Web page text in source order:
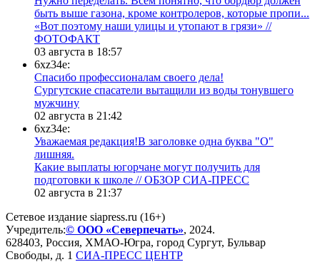
быть выше газона, кроме контролеров, которые пропи...
«Вот поэтому наши улицы и утопают в грязи» //
ФОТОФАКТ
03 августа в 18:57
6xz34e:
Спасибо профессионалам своего дела!
Сургутские спасатели вытащили из воды тонувшего
мужчину
02 августа в 21:42
6xz34e:
Уважаемая редакция!В заголовке одна буква "О"
лишняя.
Какие выплаты югорчане могут получить для
подготовки к школе // ОБЗОР СИА-ПРЕСС
02 августа в 21:37
Сетевое издание siapress.ru (16+)
Учредитель:© ООО «Северпечать», 2024.
628403, Россия, ХМАО-Югра, город Сургут, Бульвар
Свободы, д. 1 СИА-ПРЕСС ЦЕНТР